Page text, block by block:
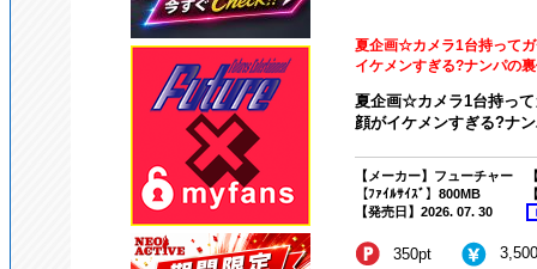
夏企画☆カメラ1台持って
イケメンすぎる?ナンパの
夏企画☆カメラ1台持っ
顔がイケメンすぎる?ナ
【メーカー】フューチャー
【ﾌｧｲﾙｻｲｽﾞ】800MB
【発売日】2026. 07. 30
350pt